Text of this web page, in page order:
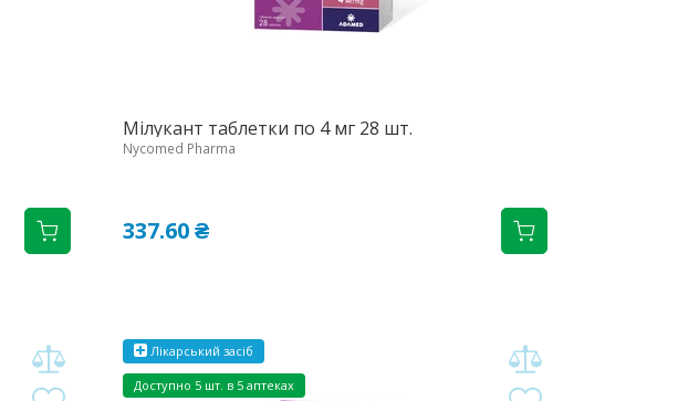
Мілукант таблетки по 4 мг 28 шт.
Nycomed Pharma
337.60 ₴
Лікарський засіб
Доступно 5 шт. в 5 аптеках